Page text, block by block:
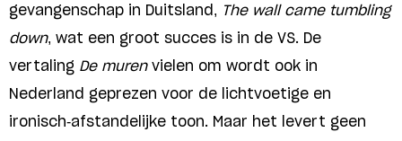
gevangenschap in Duitsland, The wall came tumbling
down, wat een groot succes is in de VS. De
vertaling De murenvielen om wordt ook in
Nederland geprezen voor de lichtvoetige en
ironisch-afstandelijke toon. Maar het levert geen